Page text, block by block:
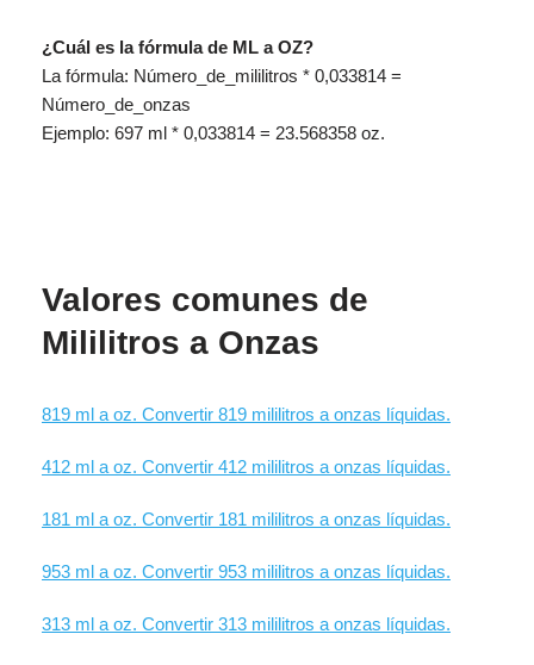
¿Cuál es la fórmula de ML a OZ?
La fórmula: Número_de_mililitros * 0,033814 =
Número_de_onzas
Ejemplo: 697 ml * 0,033814 = 23.568358 oz.
Valores comunes de
Mililitros a Onzas
819 ml a oz. Convertir 819 mililitros a onzas líquidas.
412 ml a oz. Convertir 412 mililitros a onzas líquidas.
181 ml a oz. Convertir 181 mililitros a onzas líquidas.
953 ml a oz. Convertir 953 mililitros a onzas líquidas.
313 ml a oz. Convertir 313 mililitros a onzas líquidas.